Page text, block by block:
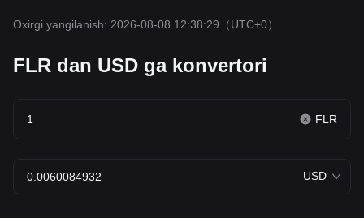
Oxirgi yangilanish: 2026-08-08 12:38:29 （UTC+0）
FLR dan USD ga konvertori
FLR
USD